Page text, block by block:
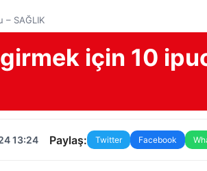
– SAĞLIK
için 10
13:24 Paylaş: Twitter Facebook